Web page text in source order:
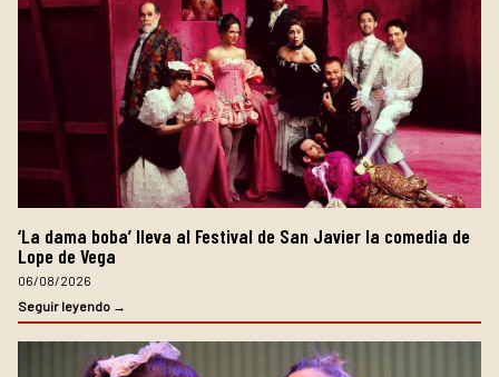
‘La dama boba’ lleva al Festival de San Javier la comedia de
Lope de Vega
06/08/2026
Seguir leyendo →